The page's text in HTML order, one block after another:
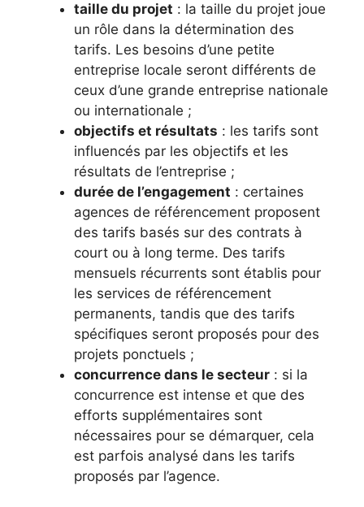
taille du projet : la taille du projet joue
un rôle dans la détermination des
tarifs. Les besoins d’une petite
entreprise locale seront différents de
ceux d’une grande entreprise nationale
ou internationale ;
objectifs et résultats : les tarifs sont
influencés par les objectifs et les
résultats de l’entreprise ;
durée de l’engagement : certaines
agences de référencement proposent
des tarifs basés sur des contrats à
court ou à long terme. Des tarifs
mensuels récurrents sont établis pour
les services de référencement
permanents, tandis que des tarifs
spécifiques seront proposés pour des
projets ponctuels ;
concurrence dans le secteur : si la
concurrence est intense et que des
efforts supplémentaires sont
nécessaires pour se démarquer, cela
est parfois analysé dans les tarifs
proposés par l’agence.